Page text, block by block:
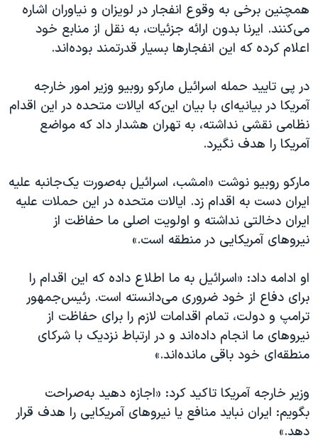
همچنین برخی به وقوع انفجار در لویزان و نیاوران اشاره
می‌کنند. ایرنا بدون ارائه جزئیات، به نقل از منابع خود
اعلام کرده که این انفجارها بسیار قدرتمند بوده‌اند.
در پی تایید حمله اسرائیل مارکو روبیو وزیر امور خارجه
آمریکا در بیانیه‌ای با بیان این‌که ایالات متحده در این اقدام
نظامی نقشی نداشته، به تهران هشدار داد که مواضع
آمریکا را هدف نگیرد.
مارکو روبیو نوشت «امشب، اسرائیل به‌صورت یک‌جانبه علیه
ایران دست به اقدام زد. ایالات متحده در این حملات علیه
ایران دخالتی نداشته و اولویت اصلی ما حفاظت از
نیروهای آمریکایی در منطقه است.»
او ادامه داد: «اسرائیل به ما اطلاع داده که این اقدام را
برای دفاع از خود ضروری می‌دانسته است. رئیس‌جمهور
ترامپ و دولت، تمام اقدامات لازم را برای حفاظت از
نیروهای ما انجام داده‌اند و در ارتباط نزدیک با شرکای
منطقه‌ای خود باقی مانده‌اند.»
وزیر خارجه آمریکا تاکید کرد: «اجازه دهید به‌صراحت
بگویم: ایران نباید منافع یا نیروهای آمریکایی را هدف قرار
دهد.»